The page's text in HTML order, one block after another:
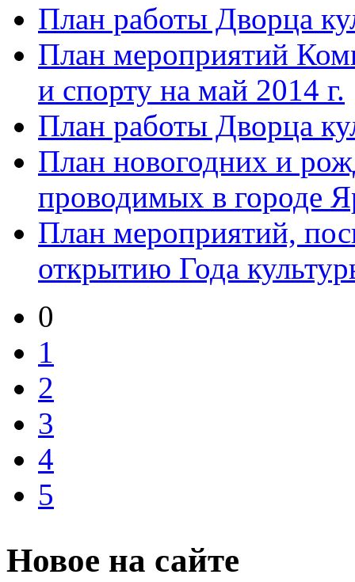
План работы Дворца
План мероприятий
и спорту на май 2014 г.
План работы Дворца
План новогодних и
проводимых в городе
План мероприятий,
открытию Года
0
1
2
3
4
5
Новое на сайте